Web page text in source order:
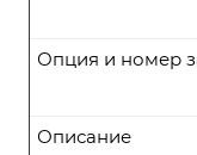
Описание